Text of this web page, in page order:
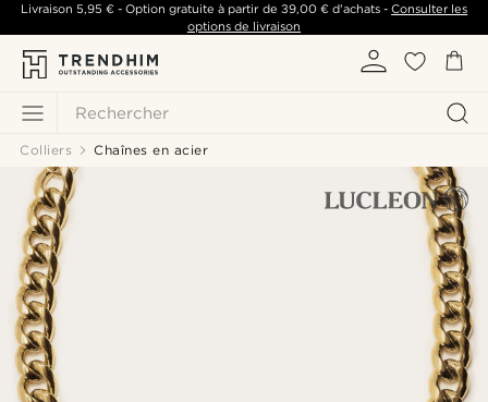
Rechercher
Livraison 5,95 €- Option gratuite à partir de 39,00 €d'achats -Consulter les
options de livraison
Colliers Chaînes en acier